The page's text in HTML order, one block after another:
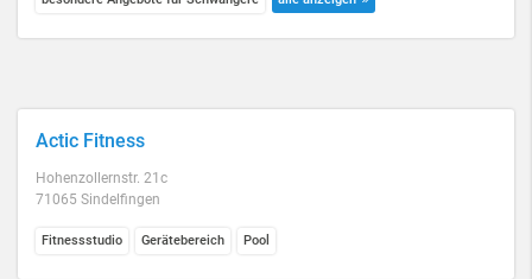
Actic Fitness
Hohenzollernstr. 21c
71065 Sindelfingen
Fitnessstudio Gerätebereich Pool